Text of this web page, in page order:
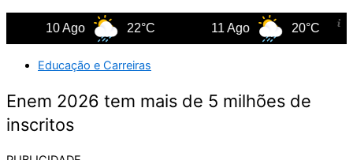
10 Ago 22°C 11 Ago 20°C
Educação e Carreiras
Enem 2026 tem mais de 5 milhões de
inscritos